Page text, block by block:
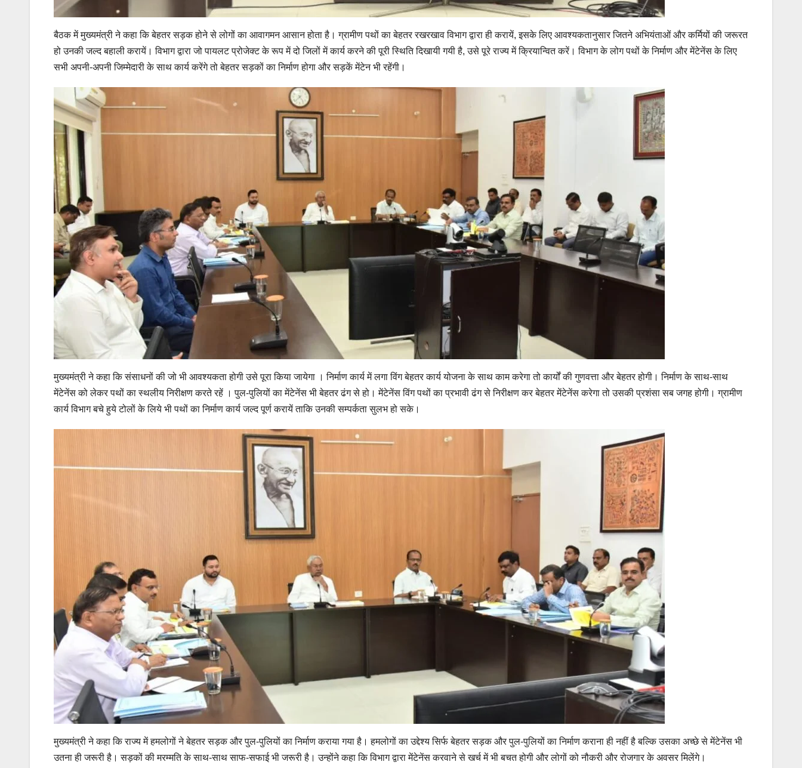
बैठक में मुख्यमंत्री ने कहा कि बेहतर सड़क होने से लोगों का आवागमन आसान होता है। ग्रामीण पथों का बेहतर रखरखाव विभाग द्वारा ही करायें, इसके लिए आवश्यकतानुसार जितने अभियंताओं और कर्मियों की जरूरत
हो उनकी जल्द बहाली करायें। विभाग द्वारा जो पायलट प्रोजेक्ट के रूप में दो जिलों में कार्य करने की पूरी स्थिति दिखायी गयी है, उसे पूरे राज्य में क्रियान्वित करें। विभाग के लोग पथों के निर्माण और मेंटेनेंस के लिए
सभी अपनी-अपनी जिम्मेदारी के साथ कार्य करेंगे तो बेहतर सड़कों का निर्माण होगा और सड़कें मेंटेन भी रहेंगी।
मुख्यमंत्री ने कहा कि संसाधनों की जो भी आवश्यकता होगी उसे पूरा किया जायेगा । निर्माण कार्य में लगा विंग बेहतर कार्य योजना के साथ काम करेगा तो कार्यों की गुणवत्ता और बेहतर होगी। निर्माण के साथ-साथ
मेंटेनेंस को लेकर पथों का स्थलीय निरीक्षण करते रहें । पुल-पुलियों का मेंटेनेंस भी बेहतर ढंग से हो। मेंटेनेंस विंग पथों का प्रभावी ढंग से निरीक्षण कर बेहतर मेंटेनेंस करेगा तो उसकी प्रशंसा सब जगह होगी। ग्रामीण
कार्य विभाग बचे हुये टोलों के लिये भी पथों का निर्माण कार्य जल्द पूर्ण करायें ताकि उनकी सम्पर्कता सुलभ हो सके।
मुख्यमंत्री ने कहा कि राज्य में हमलोगों ने बेहतर सड़क और पुल-पुलियों का निर्माण कराया गया है। हमलोगों का उद्देश्य सिर्फ बेहतर सड़क और पुल-पुलियों का निर्माण कराना ही नहीं है बल्कि उसका अच्छे से मेंटेनेंस भी
उतना ही जरूरी है। सड़कों की मरम्मति के साथ-साथ साफ-सफाई भी जरूरी है। उन्होंने कहा कि विभाग द्वारा मेंटेनेंस करवाने से खर्च में भी बचत होगी और लोगों को नौकरी और रोजगार के अवसर मिलेंगे।